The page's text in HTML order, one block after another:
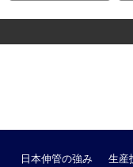
日本伸管の強み 生産